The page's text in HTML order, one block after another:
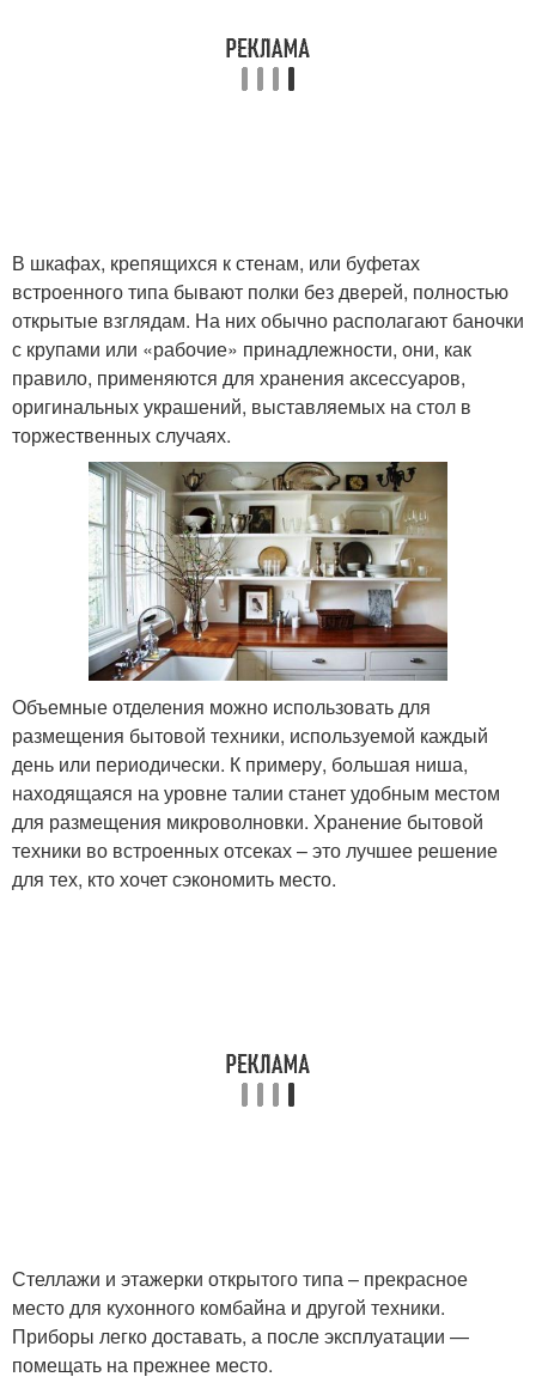
В шкафах, крепящихся к стенам, или буфетах
встроенного типа бывают полки без дверей, полностью
открытые взглядам. На них обычно располагают баночки
с крупами или «рабочие» принадлежности, они, как
правило, применяются для хранения аксессуаров,
оригинальных украшений, выставляемых на стол в
торжественных случаях.
Объемные отделения можно использовать для
размещения бытовой техники, используемой каждый
день или периодически. К примеру, большая ниша,
находящаяся на уровне талии станет удобным местом
для размещения микроволновки. Хранение бытовой
техники во встроенных отсеках – это лучшее решение
для тех, кто хочет сэкономить место.
Стеллажи и этажерки открытого типа – прекрасное
место для кухонного комбайна и другой техники.
Приборы легко доставать, а после эксплуатации —
помещать на прежнее место.